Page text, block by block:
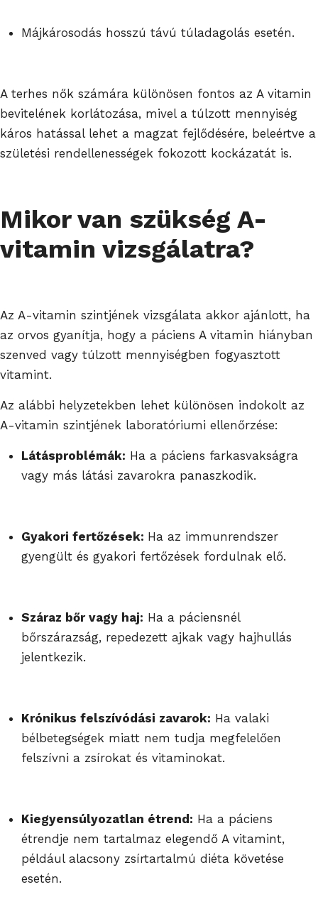
Májkárosodás hosszú távú túladagolás esetén.
A terhes nők számára különösen fontos az A vitamin
bevitelének korlátozása, mivel a túlzott mennyiség
káros hatással lehet a magzat fejlődésére, beleértve a
születési rendellenességek fokozott kockázatát is.
Mikor van szükség A-
vitamin vizsgálatra?
Az A-vitamin szintjének vizsgálata akkor ajánlott, ha
az orvos gyanítja, hogy a páciens A vitamin hiányban
szenved vagy túlzott mennyiségben fogyasztott
vitamint.
Az alábbi helyzetekben lehet különösen indokolt az
A-vitamin szintjének laboratóriumi ellenőrzése:
Látásproblémák: Ha a páciens farkasvakságra
vagy más látási zavarokra panaszkodik.
Gyakori fertőzések: Ha az immunrendszer
gyengült és gyakori fertőzések fordulnak elő.
Száraz bőr vagy haj: Ha a páciensnél
bőrszárazság, repedezett ajkak vagy hajhullás
jelentkezik.
Krónikus felszívódási zavarok: Ha valaki
bélbetegségek miatt nem tudja megfelelően
felszívni a zsírokat és vitaminokat.
Kiegyensúlyozatlan étrend: Ha a páciens
étrendje nem tartalmaz elegendő A vitamint,
például alacsony zsírtartalmú diéta követése
esetén.